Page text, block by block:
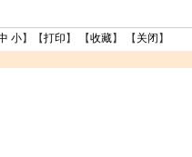
小】【打印 】 【收藏】 【 关闭 】